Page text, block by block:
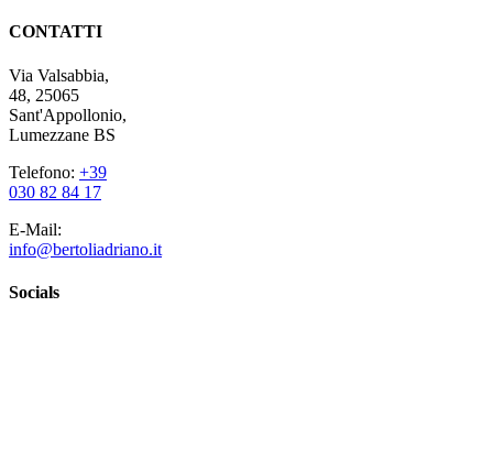
CONTATTI
Via Valsabbia,
48, 25065
Sant'Appollonio,
Lumezzane BS
Telefono: +39
030 82 84 17
E-Mail:
info@bertoliadriano.it
Socials